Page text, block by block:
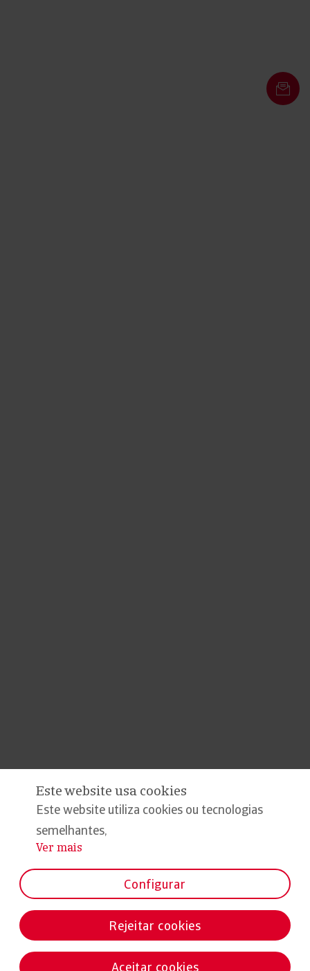
Este website usa cookies
Este website utiliza cookies ou tecnologias
semelhantes,
...
Ver mais
Configurar
Rejeitar cookies
Aceitar cookies